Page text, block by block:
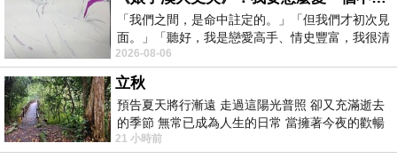
國中的課業超級忙碌
平日的上課加補習
根本沒有運動時間除了希望他早睡早起、每周末的乒乓/游泳/
劍道，盡量補足運動量
飲食方面也親力親為的調配，前年底有看到船井有在招募 #百
位兒童醫學成長計畫，
「我們之間，是命中註定的。」「但我們才初次見
面。」「聽好，我是戀愛高手、情史豐富，我很清
楚這種感覺，你我之間的那種感覺，現
2026-08-06
立秋
預告夏天將行漸遠 走過這陽光普照 卻又充滿逝去
的季節 無常已成為人生的日常 當擁著今夜的歡暢
舒心 轉眼驟成昨日 而明晨 太陽
21 小時前